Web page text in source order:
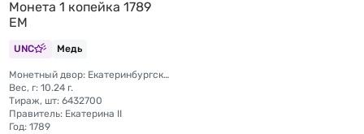
Монета 1 копейка 1789
ЕМ
UNC Медь
Монетный двор: Екатеринбургский монетный двор
Вес, г: 10.24 г.
Тираж, шт: 6432700
Правитель: Екатерина II
Год: 1789